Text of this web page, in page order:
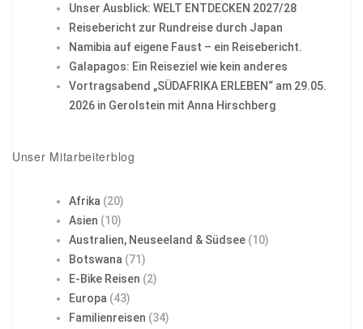
Unser Ausblick: WELT ENTDECKEN 2027/28
Reisebericht zur Rundreise durch Japan
Namibia auf eigene Faust – ein Reisebericht.
Galapagos: Ein Reiseziel wie kein anderes
Vortragsabend „SÜDAFRIKA ERLEBEN“ am 29.05.
2026 in Gerolstein mit Anna Hirschberg
Unser Mitarbeiterblog
Afrika (20)
Asien (10)
Australien, Neuseeland & Südsee (10)
Botswana (71)
E-Bike Reisen (2)
Europa (43)
Familienreisen (34)